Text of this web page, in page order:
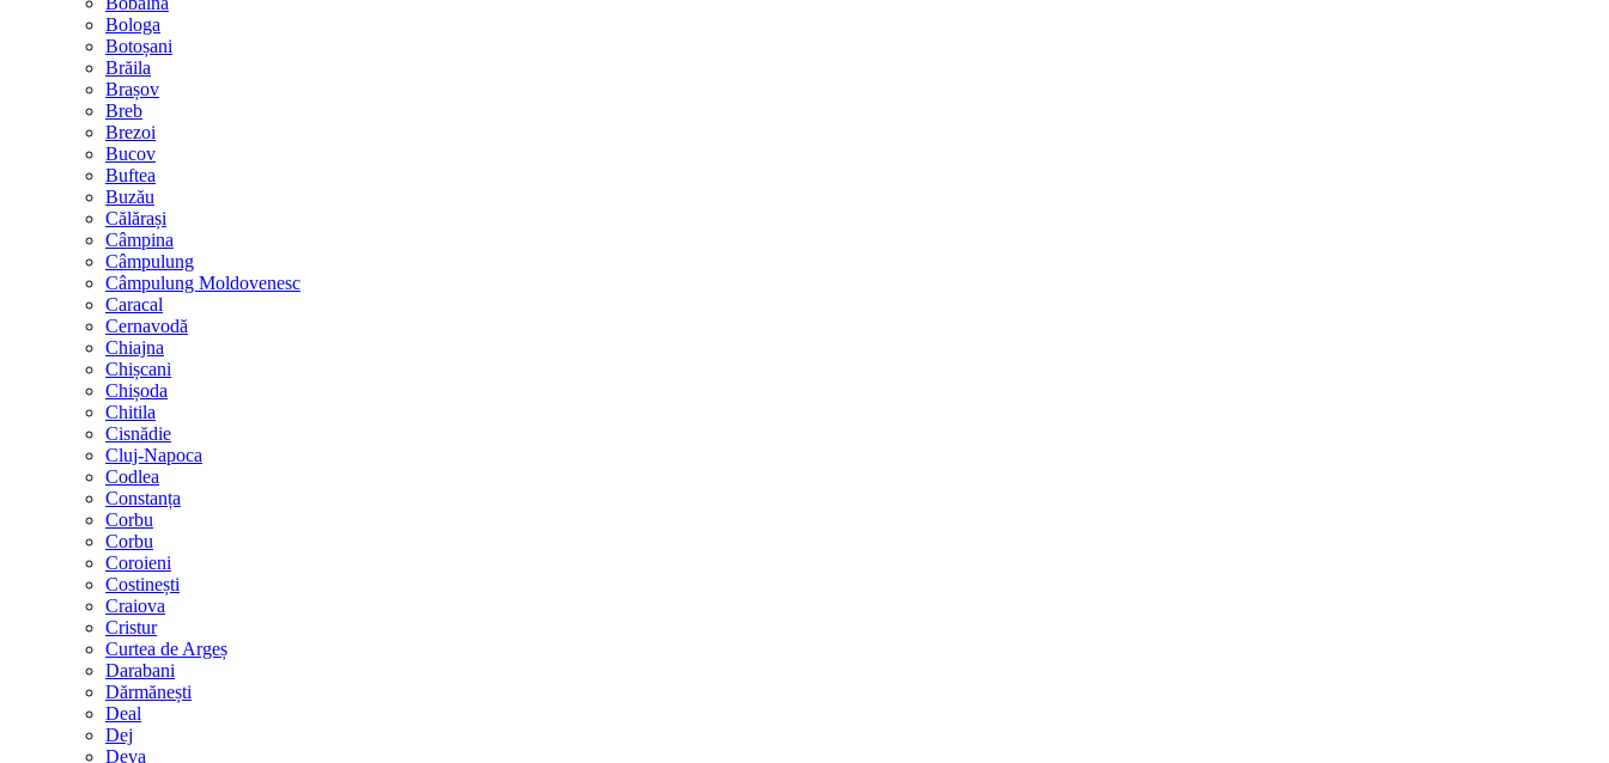
Bologa
Botoșani
Brăila
Brașov
Breb
Brezoi
Bucov
Buftea
Buzău
Călărași
Câmpina
Câmpulung
Câmpulung Moldovenesc
Caracal
Cernavodă
Chiajna
Chișcani
Chișoda
Chitila
Cisnădie
Cluj-Napoca
Codlea
Constanța
Corbu
Corbu
Coroieni
Costinești
Craiova
Cristur
Curtea de Argeș
Darabani
Dărmănești
Deal
Dej
Deva